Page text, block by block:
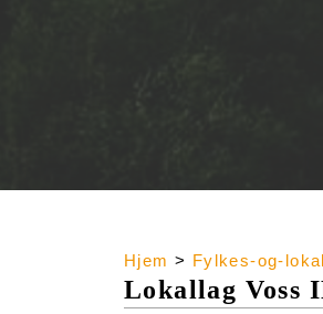
Hjem > Fylkes-og-
Lokallag Voss